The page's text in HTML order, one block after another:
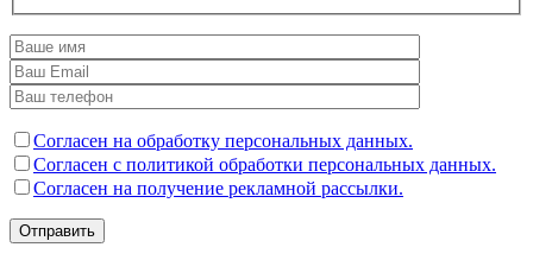
Согласен на обработку персональных данных.
Согласен с политикой обработки персональных данных.
Согласен на получение рекламной рассылки.
Отправить